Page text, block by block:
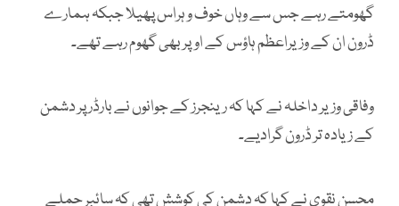
گھومتے رہے جس سے وہاں خوف و ہراس پھیلا جبکہ ہمارے
ڈرون ان کے وزیراعظم ہاؤس کے اوپر بھی گھوم رہے تھے۔
وفاقی وزیر داخلہ نے کہا کہ رینجرز کے جوانوں نے بارڈر پر دشمن
کے زیادہ تر ڈرون گرادیے۔
محسن نقوی نے کہا کہ دشمن کی کوشش تھی کہ سائبر حملے